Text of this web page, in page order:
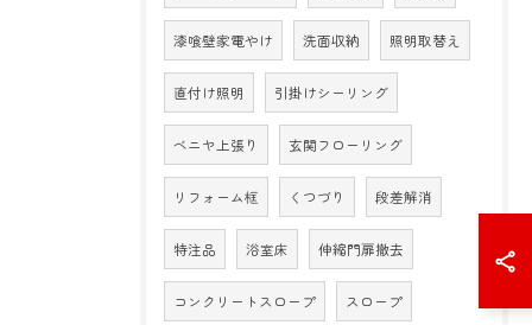
漆喰壁家電やけ 洗面収納 照明取替え
直付け照明 引掛けシーリング
ベニヤ上張り 玄関フローリング
リフォーム框 くつづり 段差解消
特注品 浴室床 伸縮門扉撤去
コンクリートスロープ スロープ